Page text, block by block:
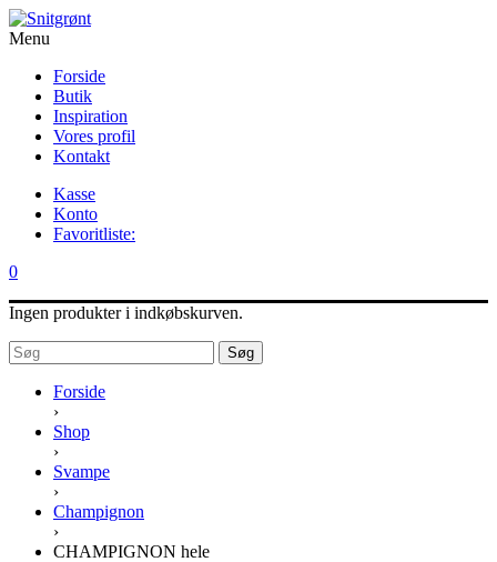
Menu
Forside
Butik
Inspiration
Vores profil
Kontakt
Kasse
Konto
Favoritliste:
0
Ingen produkter i indkøbskurven.
Søg
Forside
›
Shop
›
Svampe
›
Champignon
›
CHAMPIGNON hele